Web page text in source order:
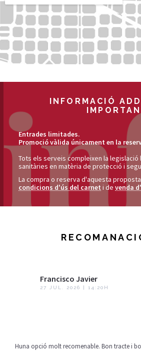
INFORMACIÓ
Entrades limitades.
Promoció vàlida únicament en la
Tots els serveis compleixen la legislació
sanitàries en matèria de protecció i
La compra o reserva d'aquesta
condicions d'ús del carnet i de venda
Francisco Javier
27 JUL. 2026 | 14:20H
Huna opció molt recomenable. Bon tracte i